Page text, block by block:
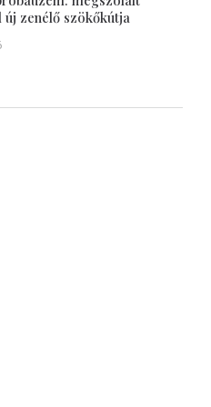
új zenélő szökőkútja